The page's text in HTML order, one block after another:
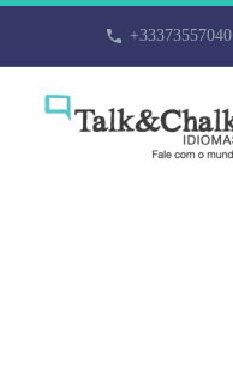
+33373557040